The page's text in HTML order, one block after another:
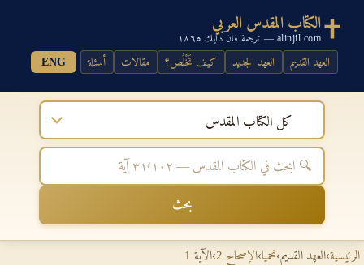
الكتاب المقدس العربي
alinjil.com — ترجمة فان دايك ١٨٦٥
العهد القديم العهد الجديد كيف تَخْلُص؟ مقالات أسئلة ENG
كل الكتاب المقدس
بحث
الرئيسية›العهد القديم›نحميا›الإصحاح 2 ›الآية 1